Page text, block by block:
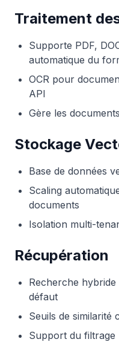
Traitement
Supporte PDF,
automatique du
OCR pour
API
Gère les
Stockage
Base de données
Scaling
documents
Isolation multi-
Récupération
Recherche
défaut
Seuils de similarité
Support du filtrage